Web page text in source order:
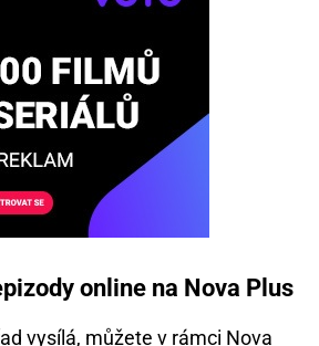
online na Nova Plus
vysílá, můžete v rámci Nova